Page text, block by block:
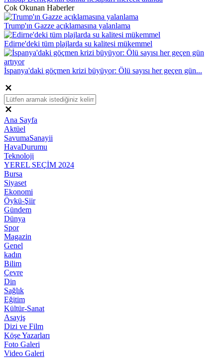
Çok Okunan Haberler
Trump'ın Gazze açıklamasına yalanlama
Edirne'deki tüm plajlarda su kalitesi mükemmel
İspanya'daki göçmen krizi büyüyor: Ölü sayısı her geçen gün...
Ana Sayfa
Aktüel
SavumaSanayii
HavaDurumu
Teknoloji
YEREL SEÇİM 2024
Bursa
Siyaset
Ekonomi
Öykü-Şiir
Gündem
Dünya
Spor
Magazin
Genel
kadın
Bilim
Çevre
Din
Sağlık
Eğitim
Kültür-Sanat
Asayiş
Dizi ve Film
Köşe Yazarları
Foto Galeri
Video Galeri